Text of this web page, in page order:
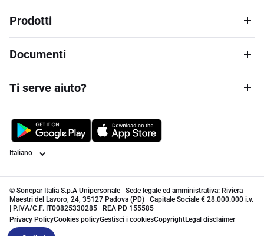
Prodotti
Documenti
Ti serve aiuto?
Lingua
© Sonepar Italia S.p.A Unipersonale | Sede legale ed amministrativa: Riviera
Maestri del Lavoro, 24, 35127 Padova (PD) | Capitale Sociale € 28.000.000 i.v.
| P.IVA/C.F. IT00825330285 | REA PD 155585
Privacy PolicyCookies policyGestisci i cookiesCopyrightLegal disclaimer